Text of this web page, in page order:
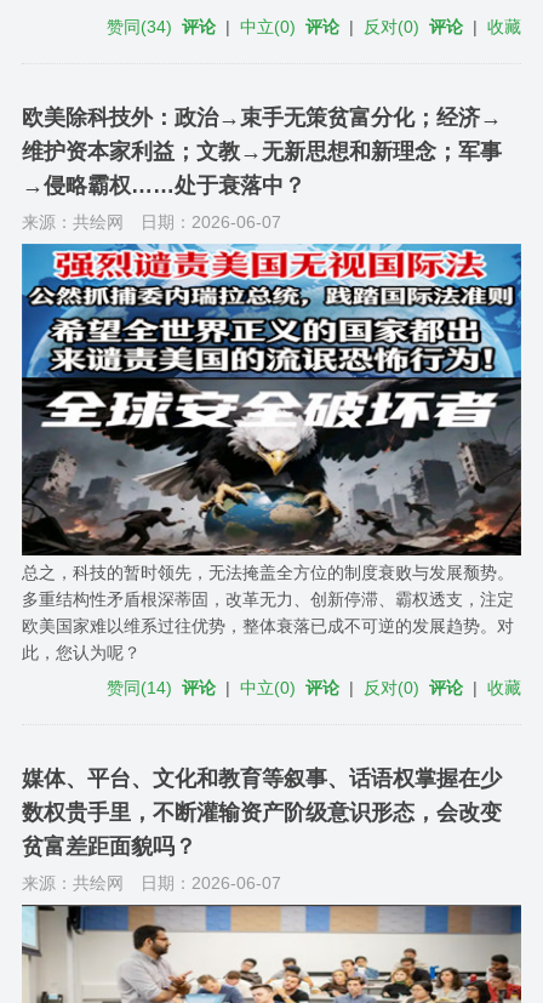
赞同(34) 评论 |中立(0) 评论 | 反对(0) 评论 |收藏
欧美除科技外：政治→束手无策贫富分化；经济→
维护资本家利益；文教→无新思想和新理念；军事
→侵略霸权……处于衰落中？
来源：共绘网 日期：2026-06-07
总之，科技的暂时领先，无法掩盖全方位的制度衰败与发展颓势。
多重结构性矛盾根深蒂固，改革无力、创新停滞、霸权透支，注定
欧美国家难以维系过往优势，整体衰落已成不可逆的发展趋势。对
此，您认为呢？
赞同(14) 评论 |中立(0) 评论 | 反对(0) 评论 |收藏
媒体、平台、文化和教育等叙事、话语权掌握在少
数权贵手里，不断灌输资产阶级意识形态，会改变
贫富差距面貌吗？
来源：共绘网 日期：2026-06-07